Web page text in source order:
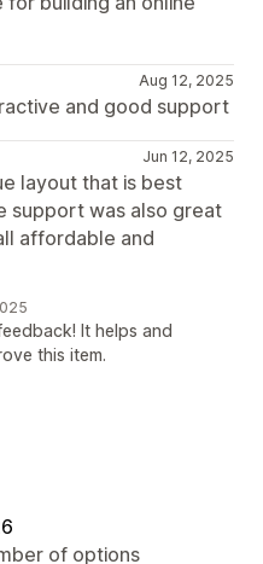
Aug 12, 2025
and good support
Jun 12, 2025
layout that is best
support was also great
affordable and
It helps and
this item.
of options